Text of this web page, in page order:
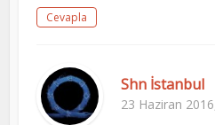
Cevapla
Shn İstanbul
23 Haziran